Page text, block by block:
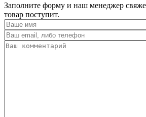
Заполните форму и наш менеджер
товар поступит.